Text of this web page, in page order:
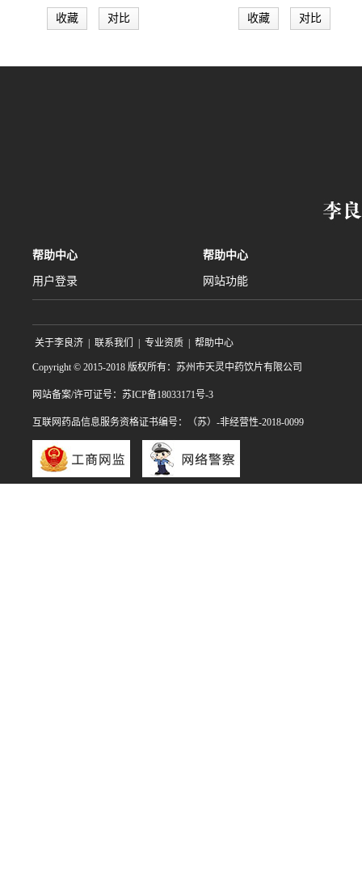
收藏 对比 收藏 对比
帮助中心
用户登录
帮助中心
网站功能
关于李良济 | 联系我们 | 专业资质 | 帮助中心
Copyright © 2015-2018 版权所有：苏州市天灵中药饮片有限公司
网站备案/许可证号：苏ICP备18033171号-3
互联网药品信息服务资格证书编号：（苏）-非经营性-2018-0099